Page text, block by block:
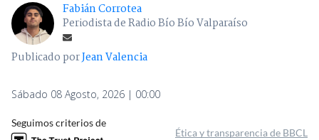
Fabián Corrotea
Periodista de Radio Bío Bío Valparaíso
Publicado porJean Valencia
Sábado 08 Agosto, 2026 | 00:00
Seguimos criterios de
Ética y transparencia de BBCL